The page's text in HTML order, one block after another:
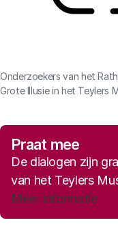
Onderzoekers van het
Grote Illusie in het Teylers
Praat mee
De dialogen zijn
van het Teylers
Meer informatie